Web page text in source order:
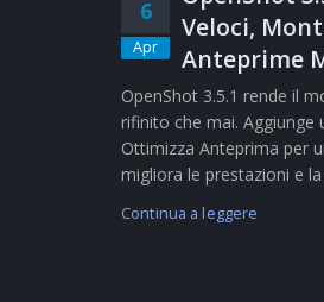
6
Apr
Veloci,
Anteprime
OpenShot 3.5.1 rende il
rifinito che mai.
Ottimizza Anteprima per
migliora le prestazioni e la
Continua a leggere